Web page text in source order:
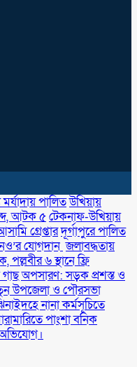
পালিতউখিয়ায়
আটক ৫টেকনাফ-উখিয়ায়
গ্রেপ্তার‎দূর্গাপুরে পালিত
যোগদান জলাবদ্ধতায়
পল্লবীর ৬ স্থানে ফ্রি
গাছ অপসারণ: সড়ক প্রশস্ত ও
উপজেলা ও পৌরসভা
নানা কর্মসূচিতে
পাংশা বনিক
অভিযোগ।